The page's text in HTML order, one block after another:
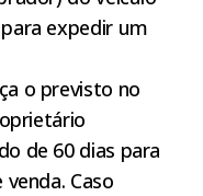
expedir um
o previsto no
de 60 dias para
Caso